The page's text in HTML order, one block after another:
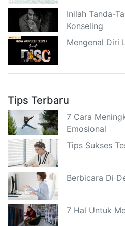
Inilah Tanda-
Konseling
Mengenal Diri
Tips Terbaru
7 Cara
Emosional
Tips Sukses
Berbicara Di
7 Hal Untuk